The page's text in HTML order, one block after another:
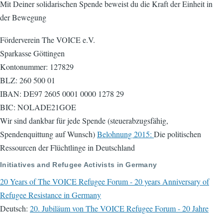
Mit Deiner solidarischen Spende beweist du die Kraft der Einheit in
der Bewegung
Förderverein The VOICE e.V.
Sparkasse Göttingen
Kontonummer: 127829
BLZ: 260 500 01
IBAN: DE97 2605 0001 0000 1278 29
BIC: NOLADE21GOE
Wir sind dankbar für jede Spende (steuerabzugsfähig,
Spendenquittung auf Wunsch)Belohnung 2015: Die politischen
Ressourcen der Flüchtlinge in Deutschland
Initiatives and Refugee Activists in Germany
20 Years of The VOICE Refugee Forum - 20 years Anniversary of
Refugee Resistance in Germany
Deutsch: 20. Jubiläum von The VOICE Refugee Forum - 20 Jahre